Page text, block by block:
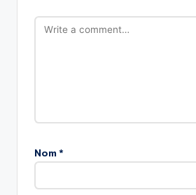
Nom *